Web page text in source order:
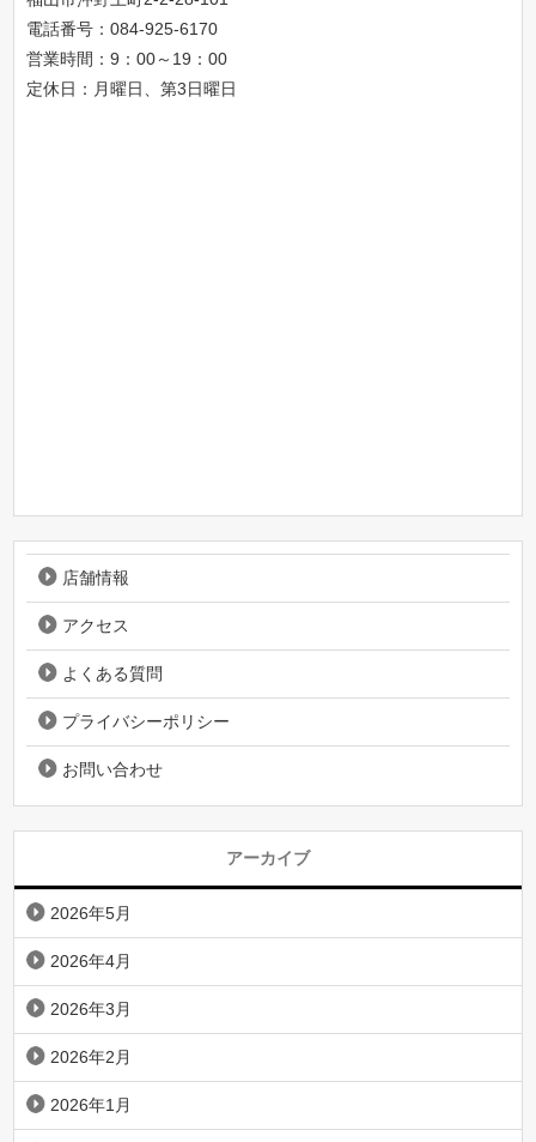
電話番号：084-925-6170
営業時間：9：00～19：00
定休日：月曜日、第3日曜日
店舗情報
アクセス
よくある質問
プライバシーポリシー
お問い合わせ
アーカイブ
2026年5月
2026年4月
2026年3月
2026年2月
2026年1月